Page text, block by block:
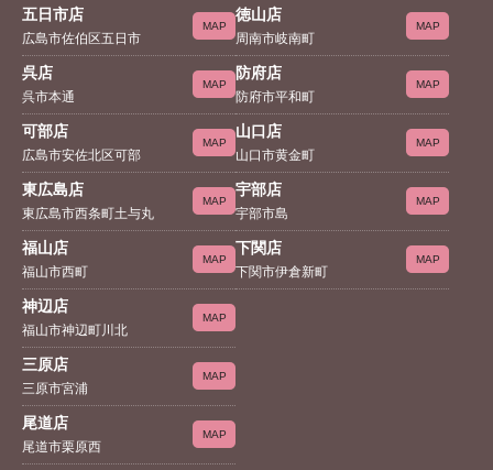
五日市店
広島市佐伯区五日市
MAP
呉店
呉市本通
MAP
可部店
広島市安佐北区可部
MAP
東広島店
東広島市西条町土与丸
MAP
福山店
福山市西町
MAP
神辺店
福山市神辺町川北
MAP
三原店
三原市宮浦
MAP
尾道店
尾道市栗原西
MAP
徳山店
周南市岐南町
MAP
防府店
防府市平和町
MAP
山口店
山口市黄金町
MAP
宇部店
宇部市島
MAP
下関店
下関市伊倉新町
MAP